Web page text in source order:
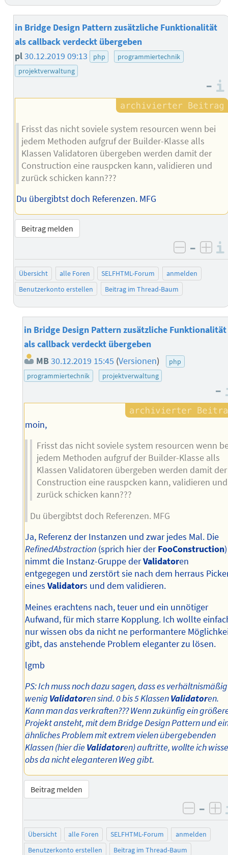
in Bridge Design Pattern zusätzliche Funktionalität
als callback verdeckt übergeben
pl30.12.2019 09:13 php
programmiertechnik
projektverwaltung
–
Frisst das nicht soviele system resourcen wenn bei
jedem Methoden aufgruf der Builder-Klasse alls
Klassen Validatoren übergeben werden damit der
Construction eine rauspcken kann, validieren und
zurück schicken kann???
Du übergibtst doch Referenzen. MFG
Beitrag melden
negativ
–
Übersicht alle Foren SELFHTML-Forum
anmelden
Benutzerkonto erstellen
Beitrag im Thread-Baum
in Bridge Design Pattern zusätzliche Funktionalität
als callback verdeckt übergeben
MB30.12.2019 15:45 (Versionen)
php
programmiertechnik
projektverwaltung
–
moin,
Frisst das nicht soviele system resourcen wenn
jedem Methoden aufgruf der Builder-Klasse alls
Klassen Validatoren übergeben werden damit der
Construction eine rauspcken kann, validieren und
zurück schicken kann???
Du übergibtst doch Referenzen. MFG
Ja, Referenz der Instanzen und zwar jedes Mal. Die
RefinedAbstraction (sprich hier derFooConstruction)
nimmt die Instanz-Gruppe derValidatoren
entgegegen und zerstört sie nach dem herraus
einesValidators und dem validieren.
Meines erachtens nach, teuer und ein unnötiger
Aufwand, für mich starre Kopplung. Ich wollte
nur wissen obs da nicht ne performantere
gibt, das anstehende Problem eleganter zu lösen.
lgmb
PS: Ich muss noch dazu sagen, dass es verhältnismäßig
wenig Validatoren sind. 0 bis 5 KlassenValidatoren.
Kann man das verkraften??? Wenn zukünfig ein
Projekt ansteht, mit dem Bridge Design Pattern und
ähnliches Problem mit extrem vielen übergebenden
Klassen (hier die Validatoren) auftritte, wollte ich
obs da nicht eleganteren Weg gibt.
Beitrag melden
–
Übersicht alle Foren SELFHTML-Forum
anmelden
Benutzerkonto erstellen
Beitrag im Thread-Baum